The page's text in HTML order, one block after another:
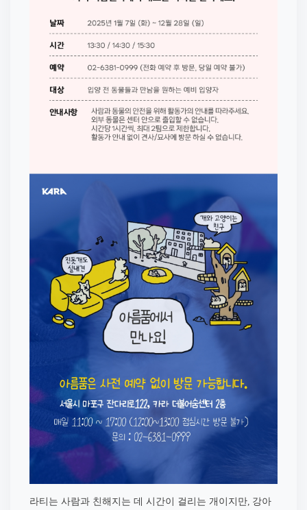
라티는 사람과 친해지는 데 시간이 걸리는 개이지만, 강아